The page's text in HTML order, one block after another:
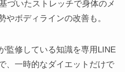
づいたストレッチで身体のメ
やボディラインの改善も。
監修している知識を専用LINE
、一時的なダイエットだけで